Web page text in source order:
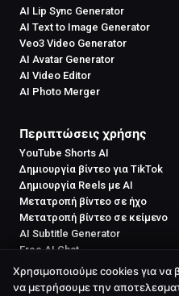
AI Lip Sync Generator
AI Text to Image Generator
Veo3 Video Generator
AI Avatar Generator
AI Video Editor
AI Photo Merger
Περιπτώσεις χρήσης
YouTube Shorts AI
Δημιουργία βίντεο για TikTok
Δημιουργία Reels με AI
Μετατροπή βίντεο σε ήχο
Μετατροπή βίντεο σε κείμενο
AI Subtitle Generator
Free AI Chat
Χρησιμοποιούμε cookies για να
να μετρήσουμε την